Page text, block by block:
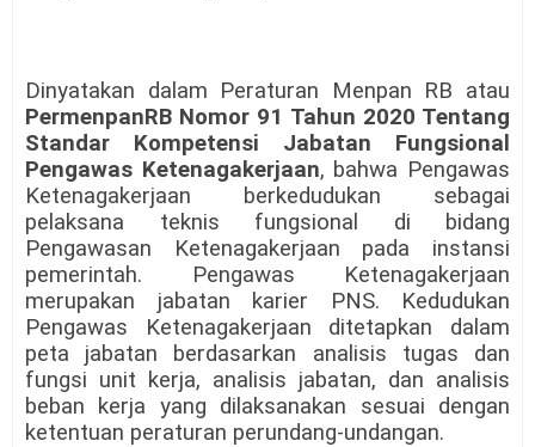
Dinyatakan dalam Peraturan Menpan RB atau
PermenpanRB Nomor 91 Tahun 2020 Tentang
Standar Kompetensi Jabatan Fungsional
Pengawas Ketenagakerjaan, bahwa Pengawas
Ketenagakerjaan berkedudukan sebagai
pelaksana teknis fungsional di bidang
Pengawasan Ketenagakerjaan pada instansi
pemerintah. Pengawas Ketenagakerjaan
merupakan jabatan karier PNS. Kedudukan
Pengawas Ketenagakerjaan ditetapkan dalam
peta jabatan berdasarkan analisis tugas dan
fungsi unit kerja, analisis jabatan, dan analisis
beban kerja yang dilaksanakan sesuai dengan
ketentuan peraturan perundang-undangan.